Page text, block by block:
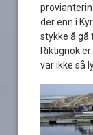
der enn i
stykke å gå
Riktignok
var ikke så